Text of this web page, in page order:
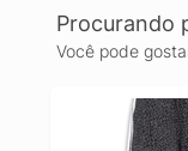
Procurando
Você pode